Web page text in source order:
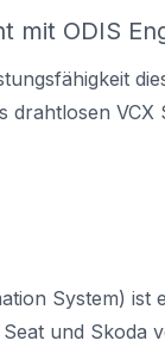
mit ODIS
drahtlosen VCX
System) ist
und Skoda